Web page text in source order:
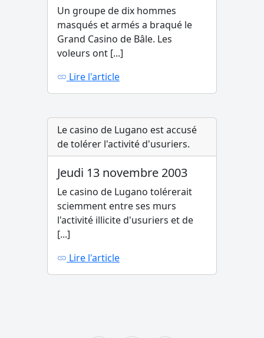
Un groupe de dix hommes
masqués et armés a braqué le
Grand Casino de Bâle. Les
voleurs ont [...]
Lire l'article
Le casino de Lugano est accusé
de tolérer l'activité d'usuriers.
Jeudi 13 novembre 2003
Le casino de Lugano tolérerait
sciemment entre ses murs
l'activité illicite d'usuriers et de
[...]
Lire l'article